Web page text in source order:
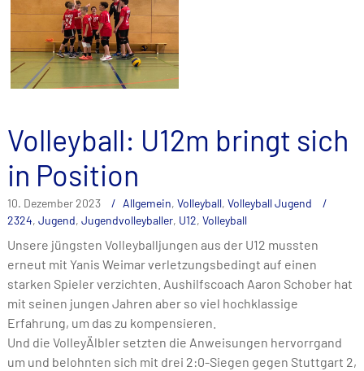
Volleyball: U12m bringt sich
in Position
10. Dezember 2023 Allgemein, Volleyball, Volleyball Jugend
2324, Jugend, Jugendvolleyballer, U12, Volleyball
Unsere jüngsten Volleyballjungen aus der U12 mussten
erneut mit Yanis Weimar verletzungsbedingt auf einen
starken Spieler verzichten. Aushilfscoach Aaron Schober hat
mit seinen jungen Jahren aber so viel hochklassige
Erfahrung, um das zu kompensieren.
Und die VolleyÄlbler setzten die Anweisungen hervorrgand
um und belohnten sich mit drei 2:0-Siegen gegen Stuttgart 2,